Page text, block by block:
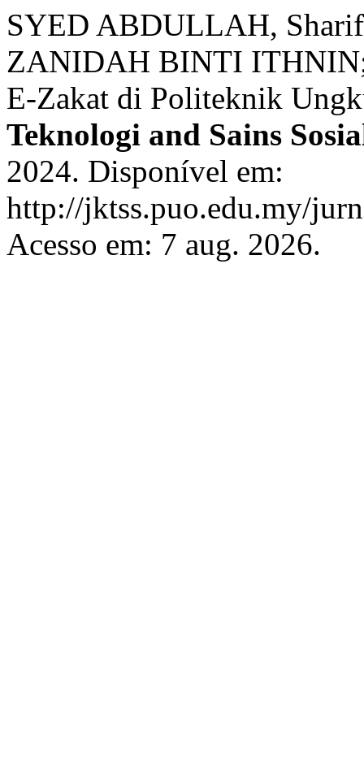
SYED ABDULLAH,
ZANIDAH BINTI
E-Zakat di Politeknik
Teknologi and Sains
2024. Disponível em:
http://jktss.puo.edu.my/
Acesso em: 7 aug. 2026.